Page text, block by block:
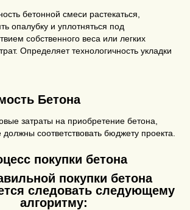
бетонной смеси растекаться,
опалубку и уплотняться под
собственного веса или легких
Определяет технологичность укладки
Бетона
затраты на приобретение бетона,
должны соответствовать бюджету проекта.
покупки бетона
покупки бетона
следовать следующему
алгоритму: